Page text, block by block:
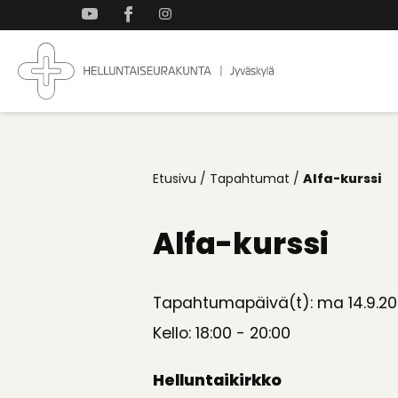
ylös
Jyväskylän
Koti
Etusivu / Tapahtumat / Alfa-kurssi
Alfa-kurssi
Tapahtumapäivä(t): ma
Kello: 18:00 - 20:00
Helluntaikirkko